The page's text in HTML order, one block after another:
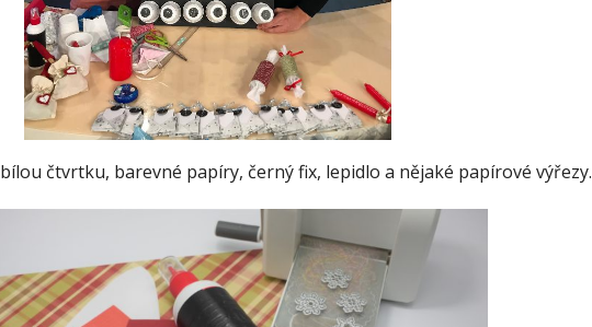
bílou čtvrtku, barevné papíry, černý fix, lepidlo a nějaké papírové výřezy.